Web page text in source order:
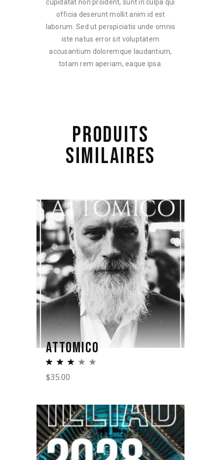
cupidatat non proident, sunt in culpa qui
officia deserunt mollit anim id est
laborum. Sed ut perspiciatis unde omnis
iste natus error sit voluptatem
accusantium doloremque laudantium,
totam rem aperiam, eaque ipsa.
PRODUITS
SIMILAIRES
ATTOMICO
$35.00